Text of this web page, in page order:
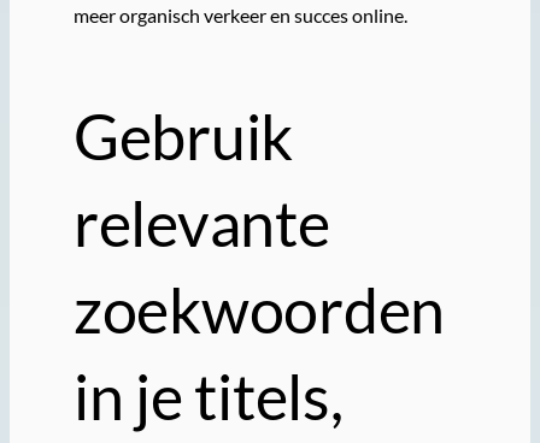
meer organisch verkeer en succes online.
Gebruik
relevante
zoekwoorden
in je titels,